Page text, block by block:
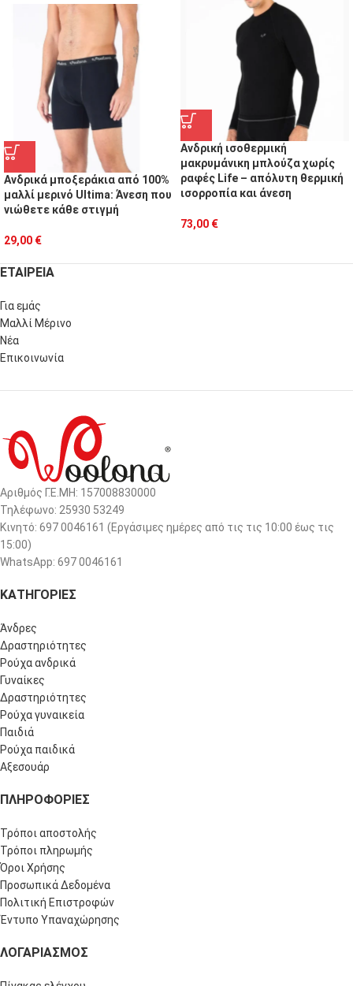
Ανδρικά μποξεράκια από 100%
μαλλί μερινό Ultima: Άνεση που
νιώθετε κάθε στιγμή
29,00 €
Ανδρική ισοθερμική
μακρυμάνικη μπλούζα χωρίς
ραφές Life – απόλυτη θερμική
ισορροπία και άνεση
73,00 €
ΕΤΑΙΡΕΙΑ
Για εμάς
Μαλλί Μέρινο
Νέα
Επικοινωνία
Αριθμός Γ.Ε.ΜΗ: 157008830000
Τηλέφωνο: 25930 53249
Κινητό: 697 0046161 (Eργάσιμες ημέρες από τις τις 10:00 έως τις
15:00)
WhatsApp: 697 0046161
ΚΑΤΗΓΟΡΙΕΣ
Άνδρες
Δραστηριότητες
Ρούχα ανδρικά
Γυναίκες
Δραστηριότητες
Ρούχα γυναικεία
Παιδιά
Ρούχα παιδικά
Αξεσουάρ
ΠΛΗΡΟΦΟΡΊΕΣ
Τρόποι αποστολής
Τρόποι πληρωμής
Όροι Χρήσης
Προσωπικά Δεδομένα
Πολιτική Επιστροφών
Έντυπο Υπαναχώρησης
ΛΟΓΑΡΙΑΣΜΌΣ